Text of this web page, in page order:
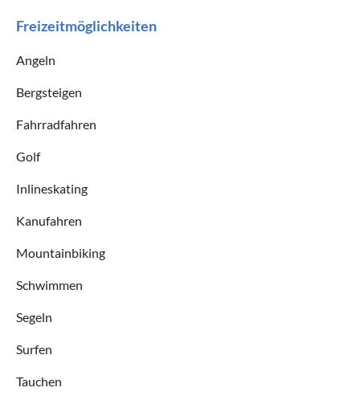
Freizeitmöglichkeiten
Angeln
Bergsteigen
Fahrradfahren
Golf
Inlineskating
Kanufahren
Mountainbiking
Schwimmen
Segeln
Surfen
Tauchen